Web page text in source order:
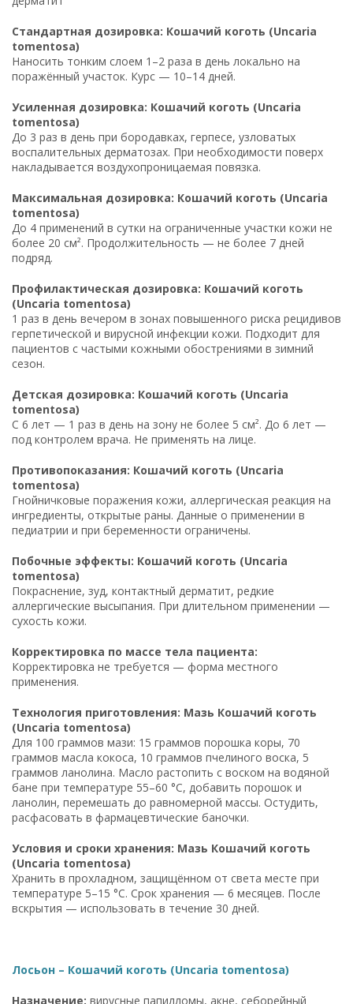
Стандартная дозировка: Кошачий коготь (Uncaria
tomentosa)
Наносить тонким слоем 1–2 раза в день локально на
поражённый участок. Курс — 10–14 дней.
Усиленная дозировка: Кошачий коготь (Uncaria
tomentosa)
До 3 раз в день при бородавках, герпесе, узловатых
воспалительных дерматозах. При необходимости поверх
накладывается воздухопроницаемая повязка.
Максимальная дозировка: Кошачий коготь (Uncaria
tomentosa)
До 4 применений в сутки на ограниченные участки кожи не
более 20 см². Продолжительность — не более 7 дней
подряд.
Профилактическая дозировка: Кошачий коготь
(Uncaria tomentosa)
1 раз в день вечером в зонах повышенного риска рецидивов
герпетической и вирусной инфекции кожи. Подходит для
пациентов с частыми кожными обострениями в зимний
сезон.
Детская дозировка: Кошачий коготь (Uncaria
tomentosa)
С 6 лет — 1 раз в день на зону не более 5 см². До 6 лет —
под контролем врача. Не применять на лице.
Противопоказания: Кошачий коготь (Uncaria
tomentosa)
Гнойничковые поражения кожи, аллергическая реакция на
ингредиенты, открытые раны. Данные о применении в
педиатрии и при беременности ограничены.
Побочные эффекты: Кошачий коготь (Uncaria
tomentosa)
Покраснение, зуд, контактный дерматит, редкие
аллергические высыпания. При длительном применении —
сухость кожи.
Корректировка по массе тела пациента:
Корректировка не требуется — форма местного
применения.
Технология приготовления: Мазь Кошачий коготь
(Uncaria tomentosa)
Для 100 граммов мази: 15 граммов порошка коры, 70
граммов масла кокоса, 10 граммов пчелиного воска, 5
граммов ланолина. Масло растопить с воском на водяной
бане при температуре 55–60 °C, добавить порошок и
ланолин, перемешать до равномерной массы. Остудить,
расфасовать в фармацевтические баночки.
Условия и сроки хранения: Мазь Кошачий коготь
(Uncaria tomentosa)
Хранить в прохладном, защищённом от света месте при
температуре 5–15 °C. Срок хранения — 6 месяцев. После
вскрытия — использовать в течение 30 дней.
Лосьон – Кошачий коготь (Uncaria tomentosa)
Назначение: вирусные папилломы, акне, себорейный